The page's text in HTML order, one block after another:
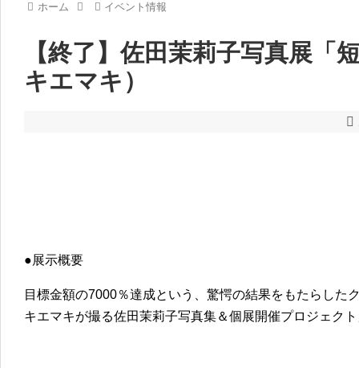
ホーム イベント情報
【終了】佐田茉莉子写真展「
キエマキ）
●展示概要
目標金額の7000％達成という、驚愕の結果をもたらした
キエマキが撮る佐田茉莉子写真集＆個展開催プロジェク